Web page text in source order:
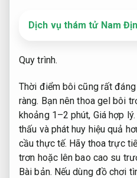
Dịch vụ thám tử Nam
Quy trình.
Thời điểm bôi cũng rất đáng
ràng. Bạn nên thoa gel bôi
khoảng 1–2 phút, Giá hợp lý.
thấu và phát huy hiệu quả
cầu thực tế. Hãy thoa trực
trơn hoặc lên bao cao su
Bài bản. Nếu dùng đồ chơi